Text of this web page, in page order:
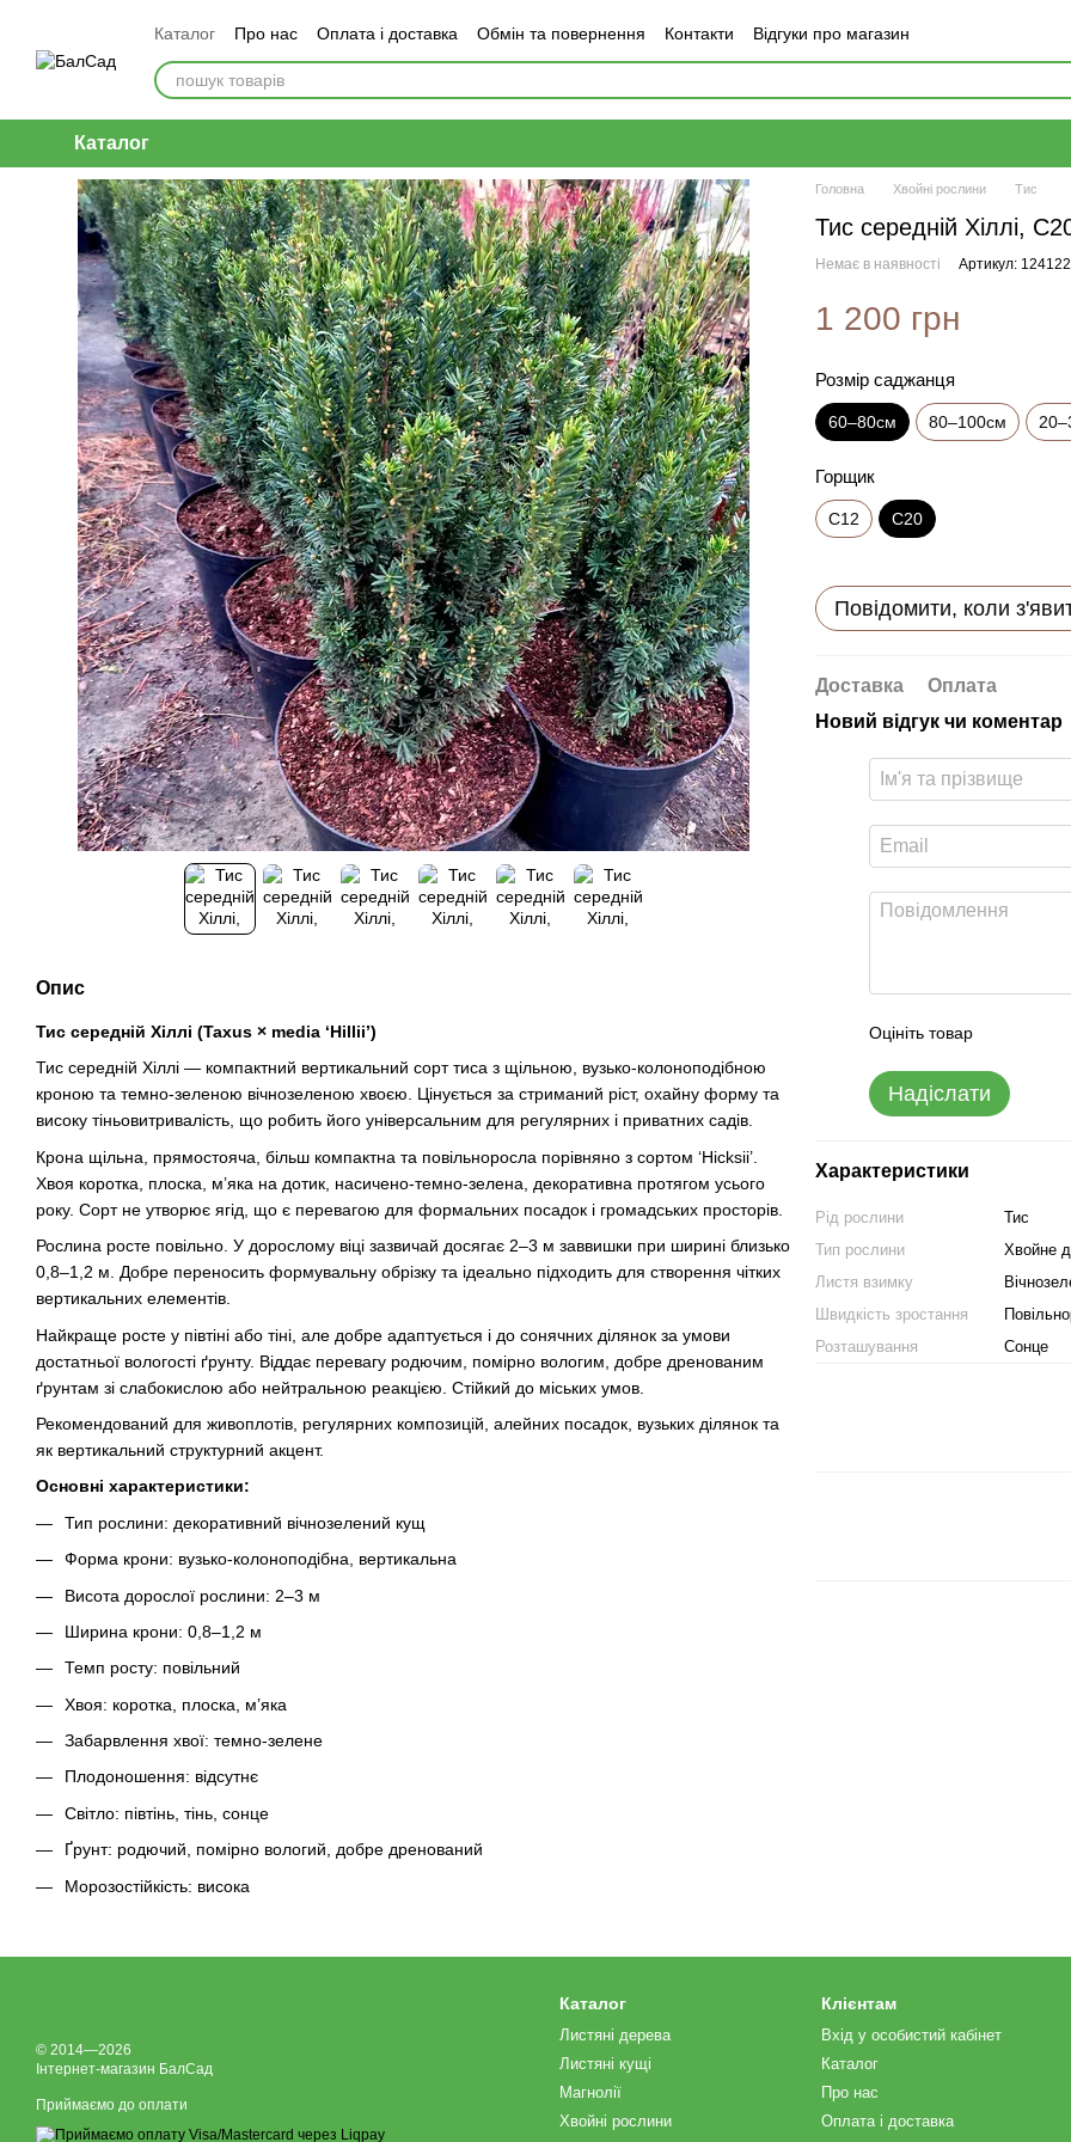
Каталог Про нас Оплата і доставка Обмін та повернення Контакти Відгуки про магазин
Каталог
Опис
Тис середній Хіллі (Taxus × media ‘Hillii’)
Тис середній Хіллі — компактний вертикальний сорт тиса з щільною, вузько-колоноподібною
кроною та темно-зеленою вічнозеленою хвоєю. Цінується за стриманий ріст, охайну форму та
високу тіньовитривалість, що робить його універсальним для регулярних і приватних садів.
Крона щільна, прямостояча, більш компактна та повільноросла порівняно з сортом ‘Hicksii’.
Хвоя коротка, плоска, м’яка на дотик, насичено-темно-зелена, декоративна протягом усього
року. Сорт не утворює ягід, що є перевагою для формальних посадок і громадських просторів.
Рослина росте повільно. У дорослому віці зазвичай досягає 2–3 м заввишки при ширині близько
0,8–1,2 м. Добре переносить формувальну обрізку та ідеально підходить для створення чітких
вертикальних елементів.
Найкраще росте у півтіні або тіні, але добре адаптується і до сонячних ділянок за умови
достатньої вологості ґрунту. Віддає перевагу родючим, помірно вологим, добре дренованим
ґрунтам зі слабокислою або нейтральною реакцією. Стійкий до міських умов.
Рекомендований для живоплотів, регулярних композицій, алейних посадок, вузьких ділянок та
як вертикальний структурний акцент.
Основні характеристики:
Тип рослини: декоративний вічнозелений кущ
Форма крони: вузько-колоноподібна, вертикальна
Висота дорослої рослини: 2–3 м
Ширина крони: 0,8–1,2 м
Темп росту: повільний
Хвоя: коротка, плоска, м’яка
Забарвлення хвої: темно-зелене
Плодоношення: відсутнє
Світло: півтінь, тінь, сонце
Ґрунт: родючий, помірно вологий, добре дренований
Морозостійкість: висока
Головна Хвойні рослини Тис
Тис середній Хіллі,
Немає в наявності Артикул:
1 200 грн
Розмір саджанця
60–80см 80–100см
Горщик
С12 С20
Повідомити, коли
Доставка
Оплата
Новий відгук чи коментар
Оцініть товар
Надіслати
Характеристики
Рід рослини
Тис
Тип рослини
Хвойне
Листя взимку
Швидкість зростання
Розташування
Сонце
© 2014—2026
Інтернет-магазин БалСад
Приймаємо до оплати
Каталог
Листяні дерева
Листяні кущі
Магнолії
Хвойні рослини
Клієнтам
Вхід у особистий кабінет
Каталог
Про нас
Оплата і доставка